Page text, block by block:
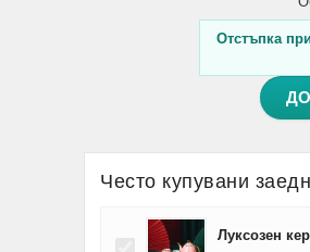
Отстъпка
Често купувани
Луксозен